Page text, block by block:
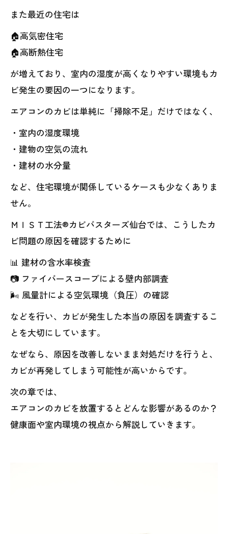
また最近の住宅は
🏠高気密住宅
🏠高断熱住宅
が増えており、室内の湿度が高くなりやすい環境もカ
ビ発生の要因の一つになります。
エアコンのカビは単純に「掃除不足」だけではなく、
・室内の湿度環境
・建物の空気の流れ
・建材の水分量
など、住宅環境が関係しているケースも少なくありま
せん。
ＭＩＳＴ工法®カビバスターズ仙台では、こうしたカ
ビ問題の原因を確認するために
📊 建材の含水率検査
📷 ファイバースコープによる壁内部調査
🌬 風量計による空気環境（負圧）の確認
などを行い、カビが発生した本当の原因を調査するこ
とを大切にしています。
なぜなら、原因を改善しないまま対処だけを行うと、
カビが再発してしまう可能性が高いからです。
次の章では、
エアコンのカビを放置するとどんな影響があるのか？
健康面や室内環境の視点から解説していきます。